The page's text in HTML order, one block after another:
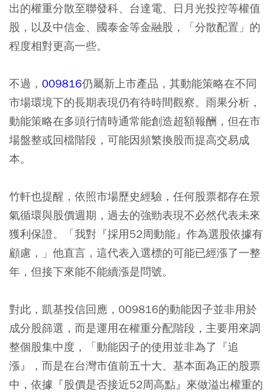
出的權重分散至聯發科、台達電、日月光投控等權值
股，以及中信金、國泰金等金融股，「分散配置」的
程度相對更高一些。
不過， 009816仍屬新上市產品，其動能策略在不同
市場環境下的長期表現仍有待時間觀察。雨果分析，
動能策略在多頭行情時通常能創造超額報酬，但在市
場盤整或回檔階段，可能因頻繁換股而提高交易成
本。
竹軒也提醒，依照市場歷史經驗，任何股票都存在景
氣循環與股價週期，過去的強勁表現不必然代表未來
獲利保證。「我對『採用52周動能』作為選股依據有
顧慮，」他直言，這代表入選標的可能已經漲了一整
年，但接下來能不能續漲是問號。
對此，凱基投信回應，009816的動能因子並非用於
成分股篩選，而是運用在權重分配階段，主要用來調
整個股集中度，「動能因子的使用並非為了『追
漲』，而是在台灣市值前五十大、基本面為正的股票
中，依據『股價是否接近52周高點』來做溢出權重的